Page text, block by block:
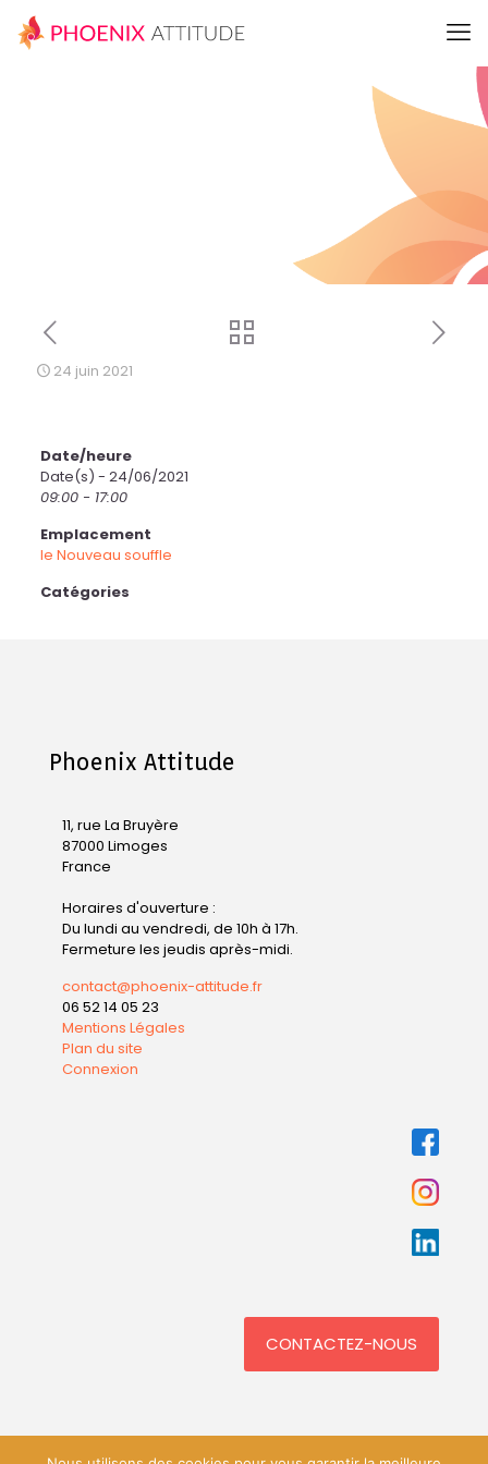
24 juin 2021
Date/heure
Date(s) - 24/06/2021
09:00 - 17:00
Emplacement
le Nouveau souffle
Catégories
Phoenix Attitude
11, rue La Bruyère
87000 Limoges
France
Horaires d'ouverture :
Du lundi au vendredi, de 10h à 17h.
Fermeture les jeudis après-midi.
contact@phoenix-attitude.fr
06 52 14 05 23
Mentions Légales
Plan du site
Connexion
CONTACTEZ-NOUS